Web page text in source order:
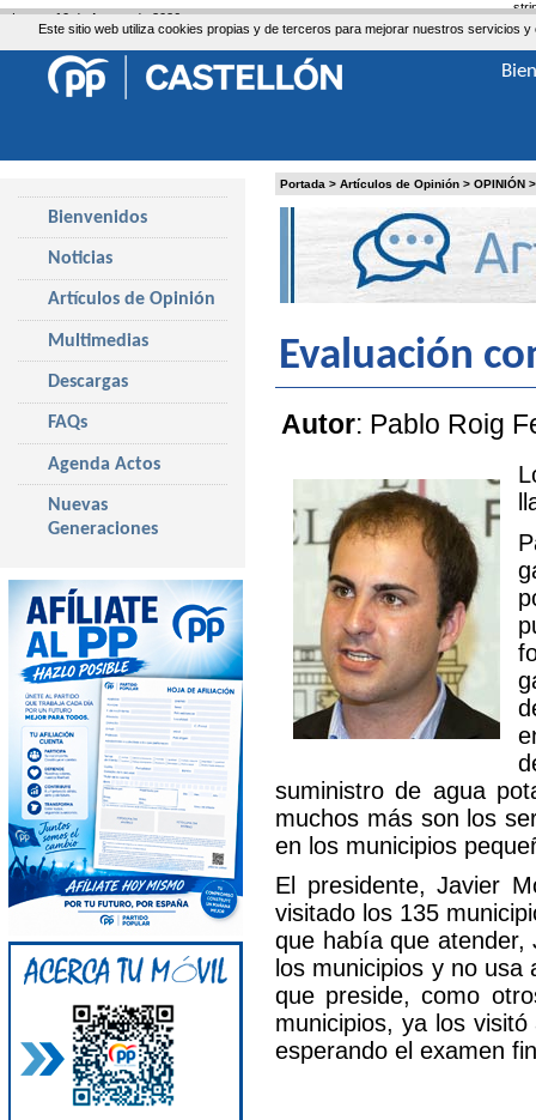
Este sitio web utiliza cookies propias y de terceros para mejorar nuestros servicios
Portada > Artículos de Opinión > OPINIÓN
Evaluación
Autor: Pablo Roig
suministro de agua
muchos más son los
en los municipios
El presidente, Javier
visitado los 135
que había que atender,
los municipios y no
que preside, como
municipios, ya los
esperando el examen
Bienvenidos
Noticias
Artículos de Opinión
Multimedias
Descargas
FAQs
Agenda Actos
Nuevas
Generaciones
Lunes, 10 de Agosto de 2026